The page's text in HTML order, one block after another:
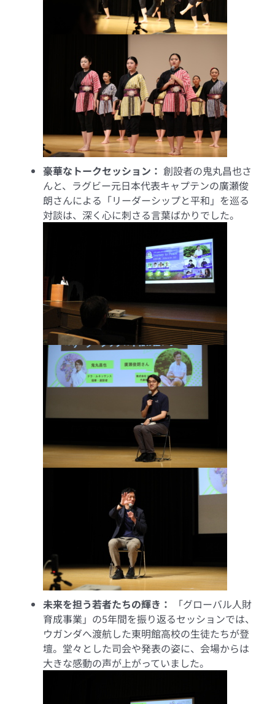
豪華なトークセッション： 創設者の鬼丸昌也さ
んと、ラグビー元日本代表キャプテンの廣瀬俊
朗さんによる「リーダーシップと平和」を巡る
対談は、深く心に刺さる言葉ばかりでした。
未来を担う若者たちの輝き：
「グローバル人財
育成事業」の5年間を振り返るセッションでは、
ウガンダへ渡航した東明館高校の生徒たちが登
壇。堂々とした司会や発表の姿に、会場からは
大きな感動の声が上がっていました。